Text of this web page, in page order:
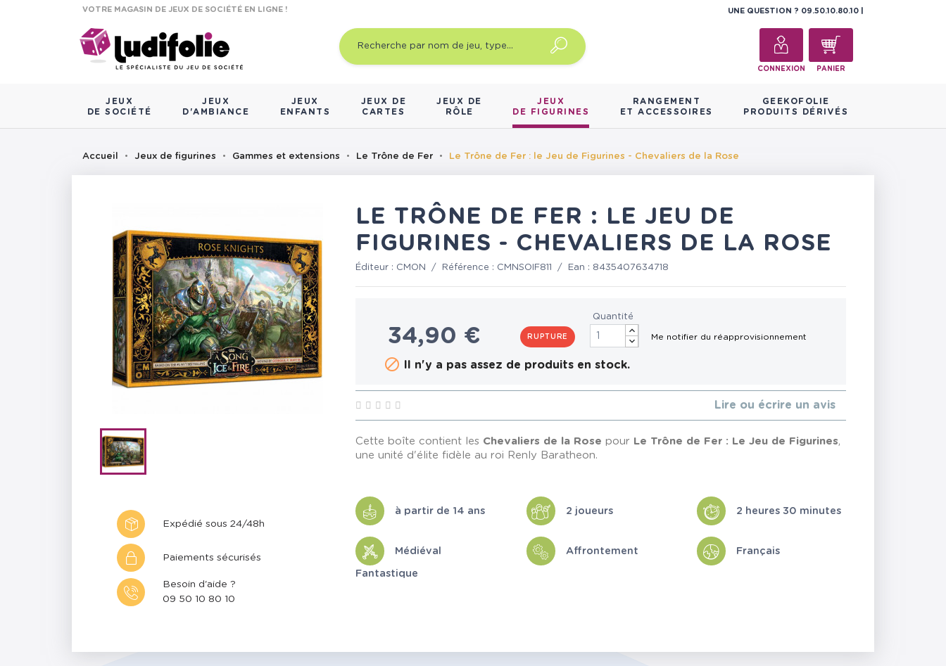
VOTRE MAGASIN DE JEUX DE SOCIÉTÉ EN LIGNE ! UNE QUESTION ? 09.50.10.80.10
CONNEXION PANIER
JEUX
DE SOCIÉTÉ
JEUX
D'AMBIANCE
JEUX
ENFANTS
JEUX DE
CARTES
JEUX DE
RÔLE
JEUX
DE FIGURINES
RANGEMENT
ET ACCESSOIRES
GEEKOFOLIE
PRODUITS DÉRIVÉS
Accueil Jeux de figurines Gammes et extensions Le Trône de Fer Le Trône de Fer : le Jeu de Figurines - Chevaliers de la Rose
Expédié sous 24/48h
Paiements sécurisés
Besoin d'aide ?
09 50 10 80 10
LE TRÔNE DE FER : LE JEU DE
FIGURINES - CHEVALIERS DE LA ROSE
Éditeur : CMON / Référence : CMNSOIF811 / Ean : 8435407634718
34,90 € RUPTURE
Quantité
 Il n'y a pas assez de produits en stock.
Lire ou écrire un avis
Cette boîte contient les Chevaliers de la Rosepour Le Trône de Fer : Le Jeu de Figurines,
une unité d'élite fidèle au roi Renly Baratheon.
à partir de 14 ans 2 joueurs 2 heures 30 minutes
Médiéval
Fantastique
Affrontement Français